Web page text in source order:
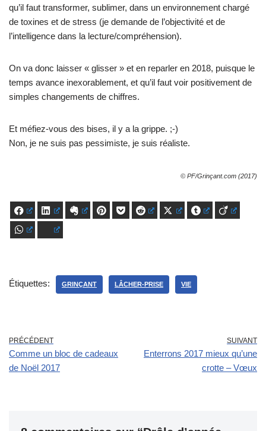
qu’il faut transformer, sublimer, dans un environnement chargé
de toxines et de stress (je demande de l’objectivité et de
l’intelligence dans la lecture/compréhension).
On va donc laisser « glisser » et en reparler en 2018, puisque le
temps avance inexorablement, et qu’il faut voir positivement de
simples changements de chiffres.
Et méfiez-vous des bises, il y a la grippe. ;-)
Non, je ne suis pas pessimiste, je suis réaliste.
© PF/Grinçant.com (2017)
FacebookLinkedIn Evernote PinterestPocket Reddit X Tumblr Viadeo
WhatsAppBluesky
Étiquettes: GRINÇANT LÂCHER-PRISE VIE
PRÉCÉDENT
Comme un bloc de cadeaux
de Noël 2017
SUIVANT
Enterrons 2017 mieux qu’une
crotte – Vœux